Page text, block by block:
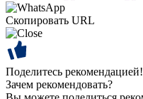
Скопировать URL
Поделитесь рекомендацией!
Зачем рекомендовать?